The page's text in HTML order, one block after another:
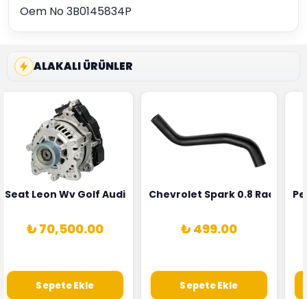
Oem No 3B0145834P
ALAKALI ÜRÜNLER
Sensörü Bosch Marka 1628HN-0258010081
Seat Leon Wv Golf Audi A3 Şarj Alternatörü Valeo Marka
₺ 70,500.00
Sepete Ekle
Chevrolet Spark 0.8 Radyatör
₺ 499.00
Sepete Ekle